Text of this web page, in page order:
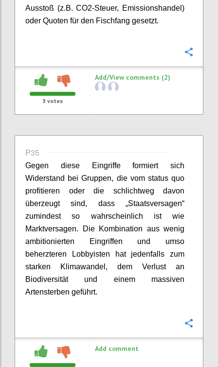
Ausstoß (z.B. CO2-Steuer, Emissionshandel)
oder Quoten für den Fischfang gesetzt.
3 votes
Add/View comments (2)
P35
Gegen diese Eingriffe formiert sich
Widerstand bei Gruppen, die vom statusquo
profitieren oder die schlichtweg davon
überzeugt sind, dass „Staatsversagen“
zumindest so wahrscheinlich ist wie
Marktversagen. Die Kombination aus wenig
ambitionierten Eingriffen und umso
beherzteren Lobbyisten hat jedenfalls zum
starken Klimawandel, dem Verlust an
Biodiversität und einem massiven
Artensterben geführt.
Add comment